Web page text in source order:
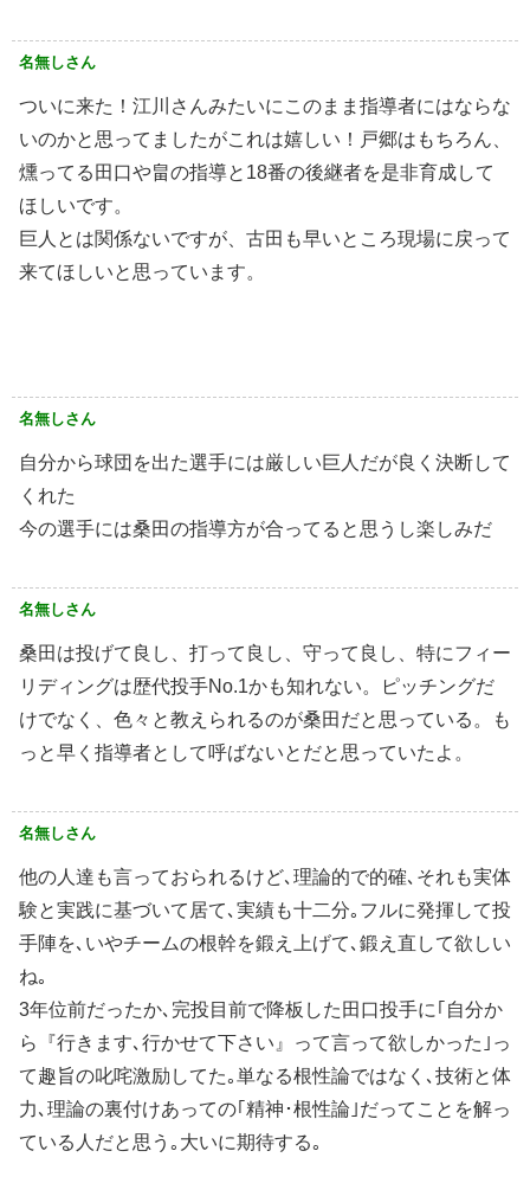
名無しさん
ついに来た！江川さんみたいにこのまま指導者にはならな
いのかと思ってましたがこれは嬉しい！戸郷はもちろん、
燻ってる田口や畠の指導と18番の後継者を是非育成して
ほしいです。
巨人とは関係ないですが、古田も早いところ現場に戻って
来てほしいと思っています。
名無しさん
自分から球団を出た選手には厳しい巨人だが良く決断して
くれた
今の選手には桑田の指導方が合ってると思うし楽しみだ
名無しさん
桑田は投げて良し、打って良し、守って良し、特にフィー
リディングは歴代投手No.1かも知れない。ピッチングだ
けでなく、色々と教えられるのが桑田だと思っている。も
っと早く指導者として呼ばないとだと思っていたよ。
名無しさん
他の人達も言っておられるけど､理論的で的確､それも実体
験と実践に基づいて居て､実績も十二分｡フルに発揮して投
手陣を､いやチームの根幹を鍛え上げて､鍛え直して欲しい
ね｡
3年位前だったか､完投目前で降板した田口投手に｢自分か
ら『行きます､行かせて下さい』って言って欲しかった｣っ
て趣旨の叱咤激励してた｡単なる根性論ではなく､技術と体
力､理論の裏付けあっての｢精神･根性論｣だってことを解っ
ている人だと思う｡大いに期待する｡